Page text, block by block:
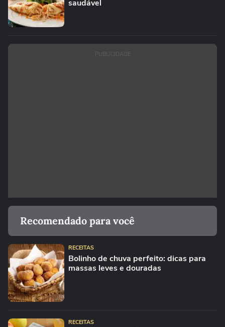
saudável
PUBLICIDADE
Recomendado para você
RECEITAS
Bolinho de chuva perfeito: dicas para
massas leves e douradas
RECEITAS